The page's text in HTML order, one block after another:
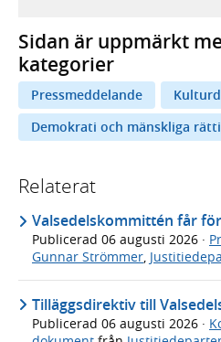
Sidan är uppmärkt
kategorier
Pressmeddelande
Demokrati och mänskliga
Relaterat
Valsedelskommittén får
Publicerad 06 augusti 2026 ·
Gunnar Strömmer,
Tilläggsdirektiv till
Publicerad 06 augusti 2026 ·